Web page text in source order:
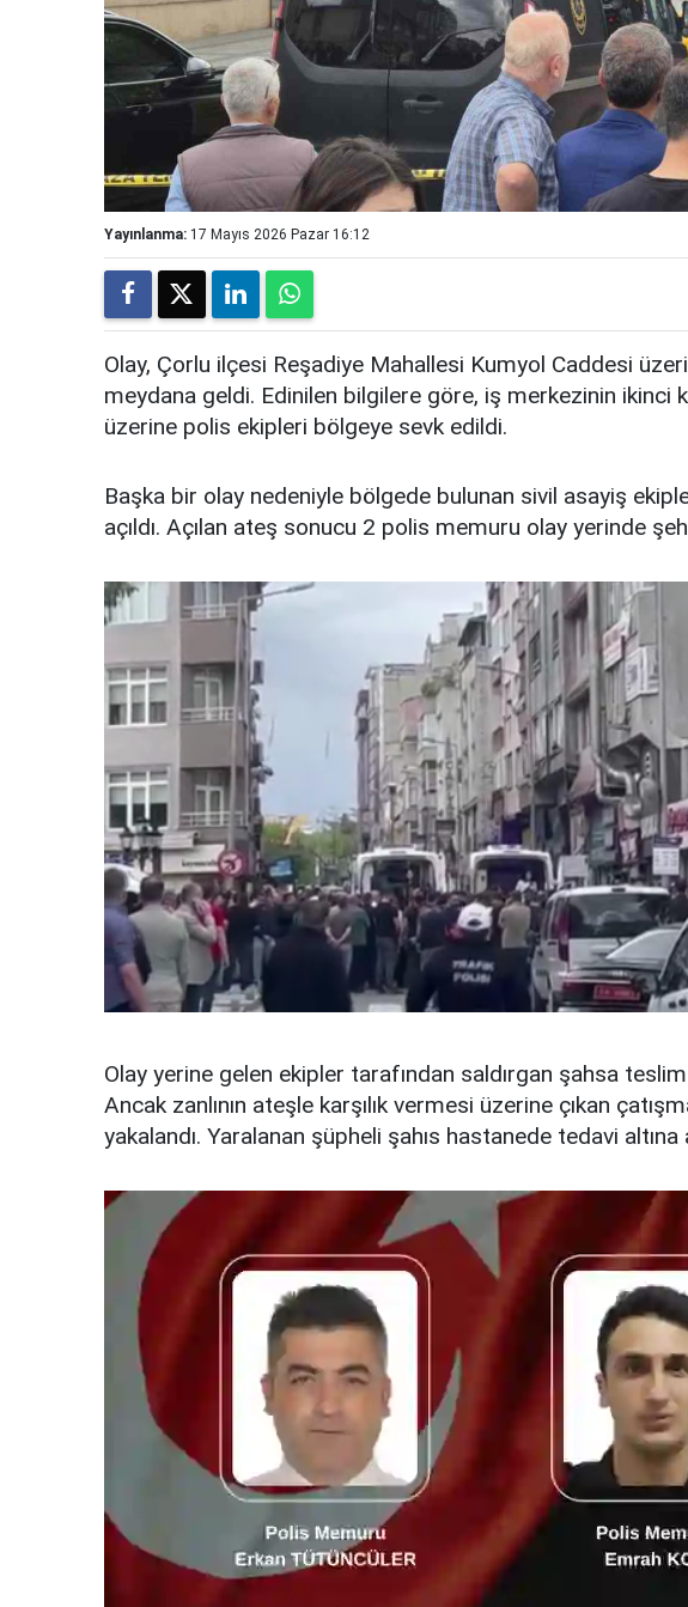
Yayınlanma: 17 Mayıs 2026 Pazar 16:12
Olay, Çorlu ilçesi Reşadiye Mahallesi Kumyol Caddesi
meydana geldi. Edinilen bilgilere göre, iş merkezinin ikinci
üzerine polis ekipleri bölgeye sevk edildi.
Başka bir olay nedeniyle bölgede bulunan sivil asayiş
açıldı. Açılan ateş sonucu 2 polis memuru olay yerinde
Olay yerine gelen ekipler tarafından saldırgan şahsa teslim
Ancak zanlının ateşle karşılık vermesi üzerine çıkan
yakalandı. Yaralanan şüpheli şahıs hastanede tedavi altına